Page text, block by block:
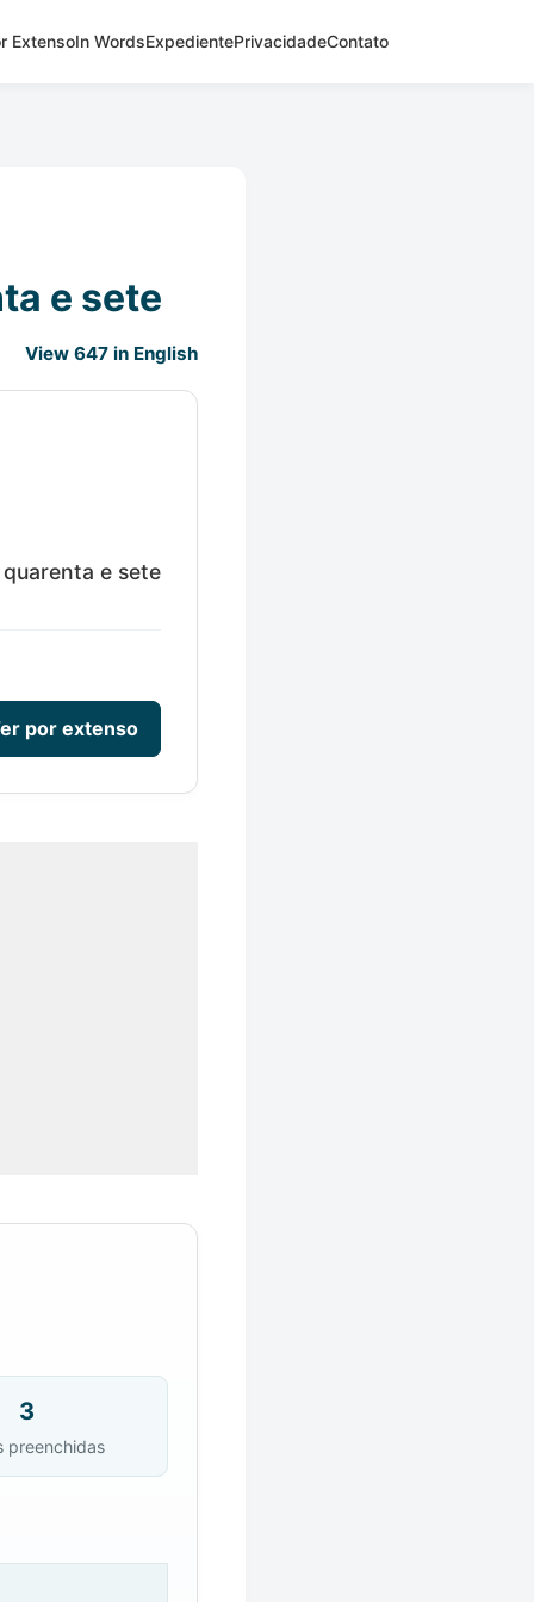
ExtensoIn WordsExpedientePrivacidadeContato
e sete
View 647 in English
e sete
por extenso
3
preenchidas